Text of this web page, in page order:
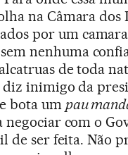
na Câmara dos
por um
nenhuma
de toda
diz inimigo da
bota um pau
negociar com o
de ser feita. Não